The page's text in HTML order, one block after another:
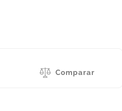
Comparar